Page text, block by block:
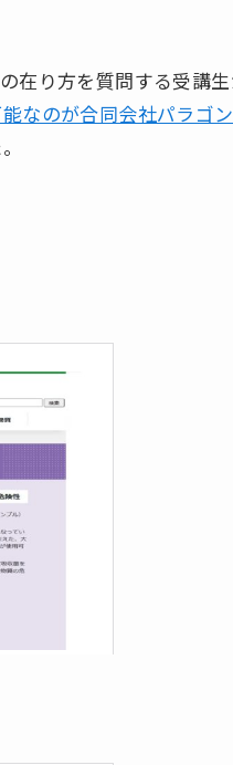
在り方を質問する受講
なのが合同会社パラゴ